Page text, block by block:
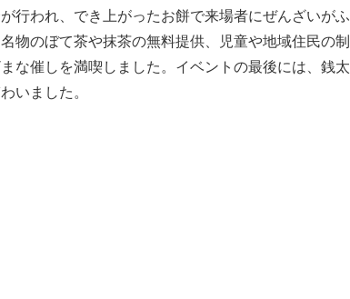
行われ、でき上がったお餅で来場者にぜんざいがふ
物のぼて茶や抹茶の無料提供、児童や地域住民の制
な催しを満喫しました。イベントの最後には、銭太
いました。